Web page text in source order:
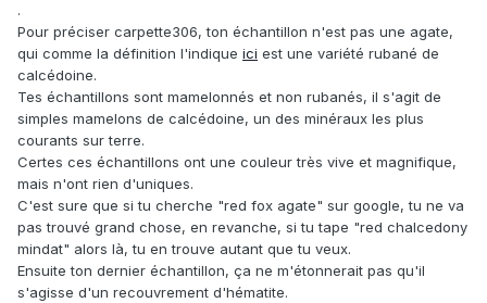
.
Pour préciser carpette306, ton échantillon n'est pas une agate,
qui comme la définition l'indique ici est une variété rubané de
calcédoine.
Tes échantillons sont mamelonnés et non rubanés, il s'agit de
simples mamelons de calcédoine, un des minéraux les plus
courants sur terre.
Certes ces échantillons ont une couleur très vive et magnifique,
mais n'ont rien d'uniques.
C'est sure que si tu cherche "red fox agate" sur google, tu ne va
pas trouvé grand chose, en revanche, si tu tape "red chalcedony
mindat" alors là, tu en trouve autant que tu veux.
Ensuite ton dernier échantillon, ça ne m'étonnerait pas qu'il
s'agisse d'un recouvrement d'hématite.